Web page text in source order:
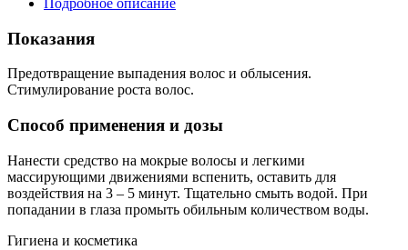
Показания
Предотвращение выпадения волос и облысения.
Стимулирование роста волос.
Способ применения и дозы
Нанести средство на мокрые волосы и легкими
массирующими движениями вспенить, оставить для
воздействия на 3 – 5 минут. Тщательно смыть водой. При
попадании в глаза промыть обильным количеством воды.
Гигиена и косметика